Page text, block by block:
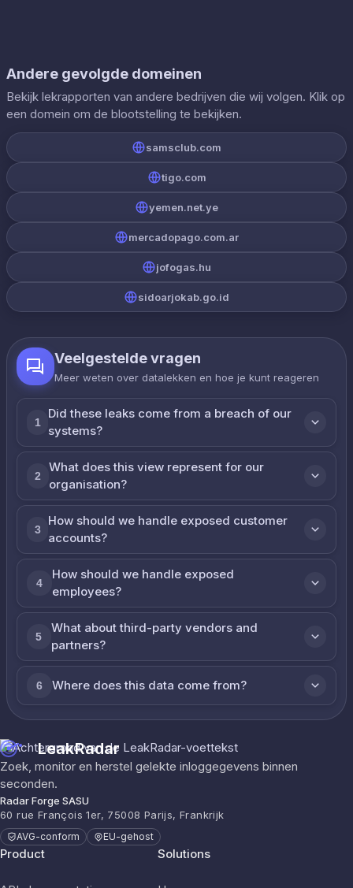
Andere gevolgde domeinen
Bekijk lekrapporten van andere bedrijven die wij volgen. Klik op
een domein om de blootstelling te bekijken.
samsclub.com
tigo.com
yemen.net.ye
mercadopago.com.ar
jofogas.hu
sidoarjokab.go.id
Veelgestelde vragen
Meer weten over datalekken en hoe je kunt reageren
1
Did these leaks come from a breach of our
systems?
2
What does this view represent for our
organisation?
3
How should we handle exposed customer
accounts?
4
How should we handle exposed
employees?
5
What about third-party vendors and
partners?
6 Where does this data come from?
LeakRadar
Zoek, monitor en herstel gelekte inloggegevens binnen
seconden.
Radar Forge SASU
60 rue François 1er, 75008 Parijs, Frankrijk
AVG-conform EU-gehost
Product Solutions